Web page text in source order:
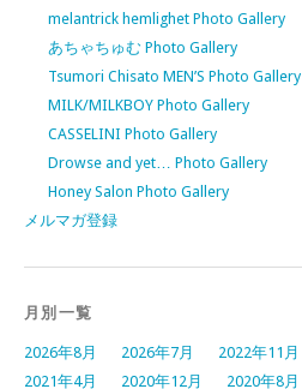
melantrick hemlighet Photo Gallery
あちゃちゅむ Photo Gallery
Tsumori Chisato MEN’S Photo Gallery
MILK/MILKBOY Photo Gallery
CASSELINI Photo Gallery
Drowse and yet… Photo Gallery
Honey Salon Photo Gallery
メルマガ登録
月別一覧
2026年8月 2026年7月 2022年11月
2021年4月
2020年12月 2020年8月